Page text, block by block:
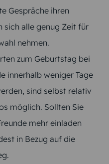
Gespräche ihren
sich alle genug Zeit für
nehmen.
zum Geburtstag bei
innerhalb weniger Tage
sind selbst relativ
möglich. Sollten Sie
mehr einladen
in Bezug auf die